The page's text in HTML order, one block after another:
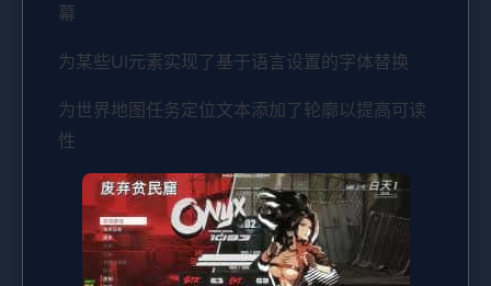
幕
为某些UI元素实现了基于语言设置的字体替换
为世界地图任务定位文本添加了轮廓以提高可读
性